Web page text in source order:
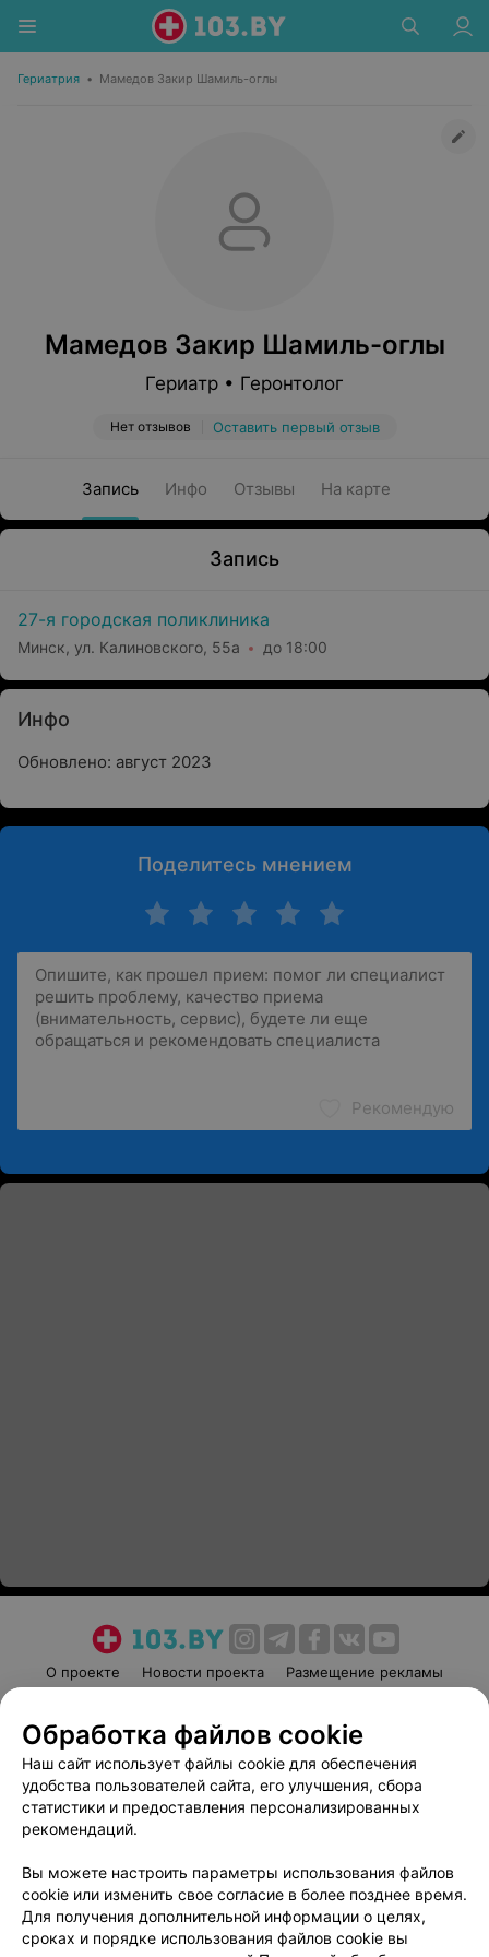
Гериатрия • Мамедов Закир Шамиль-оглы
Мамедов Закир Шамиль-оглы
Гериатр • Геронтолог
Нет отзывов Оставить первый отзыв
Запись Инфо Отзывы На карте
Запись
27-я городская поликлиника
Минск, ул. Калиновского, 55а до 18:00
Инфо
Обновлено: август 2023
Поделитесь мнением
Рекомендую
О проекте Новости проекта
Размещение рекламы
Пользовательское соглашение
Способы оплаты
Вакансии
Партнеры
Написать руководителю 103.by
Обработка персональных данных
Обработка файлов cookie
Наш сайт использует файлы cookie для обеспечения
удобства пользователей сайта, его улучшения, сбора
статистики и предоставления персонализированных
рекомендаций.
Вы можете настроить параметры использования файлов
cookie или изменить свое согласие в более позднее время.
Для получения дополнительной информации о целях,
сроках и порядке использования файлов cookie вы